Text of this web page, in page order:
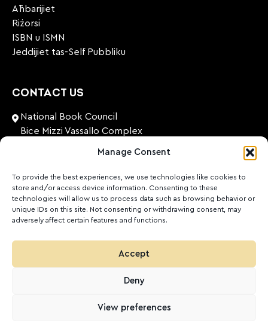
Manage Consent
To provide the best experiences, we use technologies like cookies to
store and/or access device information. Consenting to these
technologies will allow us to process data such as browsing behavior or
unique IDs on this site. Not consenting or withdrawing consent, may
adversely affect certain features and functions.
Accept
Deny
View preferences
Aħbarijiet
Riżorsi
ISBN u ISMN
Jeddijiet tas-Self Pubbliku
CONTACT US
National Book Council
Bice Mizzi Vassallo Complex
Malta
+356 27131574
nationalbookcouncil@gov.mt
FOLLOW US
Facebook
Ktieb.org.mt Politika ta’ Privatezza